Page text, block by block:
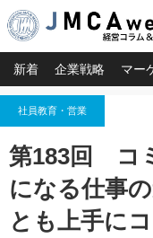
新着 企業戦略 マー
社員教育・営業
第183回 コ
になる仕事
とも上手に